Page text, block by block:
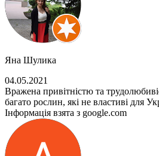
Яна Шулика
04.05.2021
Вражена привітністю та
багато рослин, які не властиві для
Інформація взята з google.com